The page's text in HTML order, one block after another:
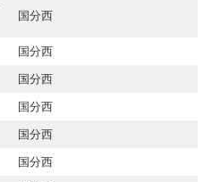
国分西
国分西
国分西
国分西
国分西
国分西